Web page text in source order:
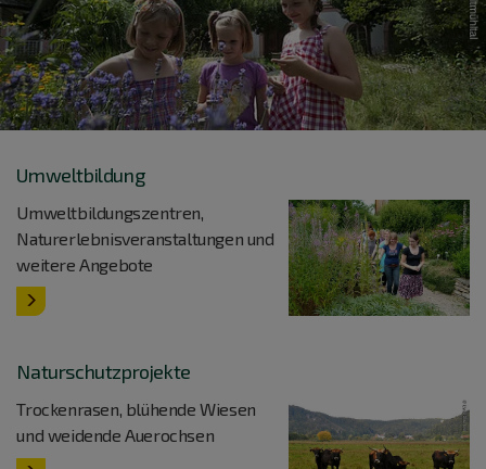
Umweltbildung
Umweltbildungszentren,
Naturerlebnisveranstaltungen und
weitere Angebote
Naturschutzprojekte
Trockenrasen, blühende Wiesen
und weidende Auerochsen